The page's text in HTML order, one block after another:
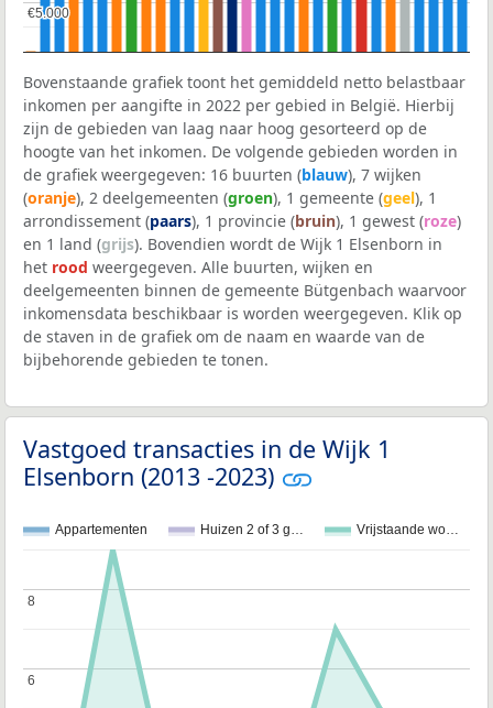
€5.000
€5.000
Bovenstaande grafiek toont het gemiddeld netto belastbaar
inkomen per aangifte in 2022 per gebied in België. Hierbij
zijn de gebieden van laag naar hoog gesorteerd op de
hoogte van het inkomen. De volgende gebieden worden in
de grafiek weergegeven: 16 buurten (blauw), 7 wijken
(oranje), 2 deelgemeenten (groen), 1 gemeente (geel), 1
arrondissement (paars), 1 provincie (bruin), 1 gewest (roze)
en 1 land (grijs). Bovendien wordt de Wijk 1 Elsenborn in
het rood weergegeven. Alle buurten, wijken en
deelgemeenten binnen de gemeente Bütgenbach waarvoor
inkomensdata beschikbaar is worden weergegeven. Klik op
de staven in de grafiek om de naam en waarde van de
bijbehorende gebieden te tonen.
Vastgoed transacties in de Wijk 1
Elsenborn (2013 -2023)
Appartementen Huizen 2 of 3 g… Vrijstaande wo…
6
6
8
8